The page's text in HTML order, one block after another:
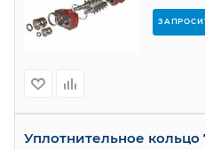
Уплотнительное кольцо